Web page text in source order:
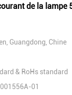
de la lampe
Guangdong, Chine
& RoHs standard
01